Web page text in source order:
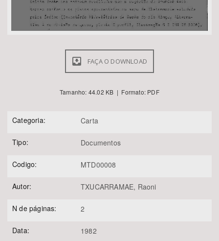
Área Protegida
FAÇA O DOWNLOAD
Tamanho: 44.02 KB | Formato: PDF
Categoria: Carta
Tipo: Documentos
Codigo: MTD00008
Autor: TXUCARRAMAE, Raoni
N de páginas: 2
Data: 1982